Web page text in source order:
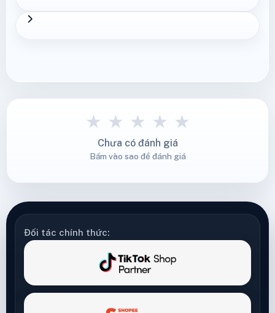
★ ★ ★ ★ ★
Chưa có đánh giá
Bấm vào sao để đánh giá
Đối tác chính thức: